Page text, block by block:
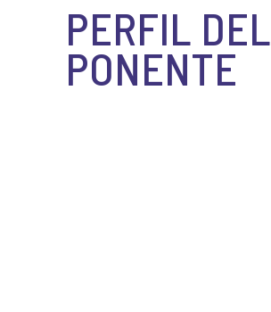
PERFIL DEL
PONENTE